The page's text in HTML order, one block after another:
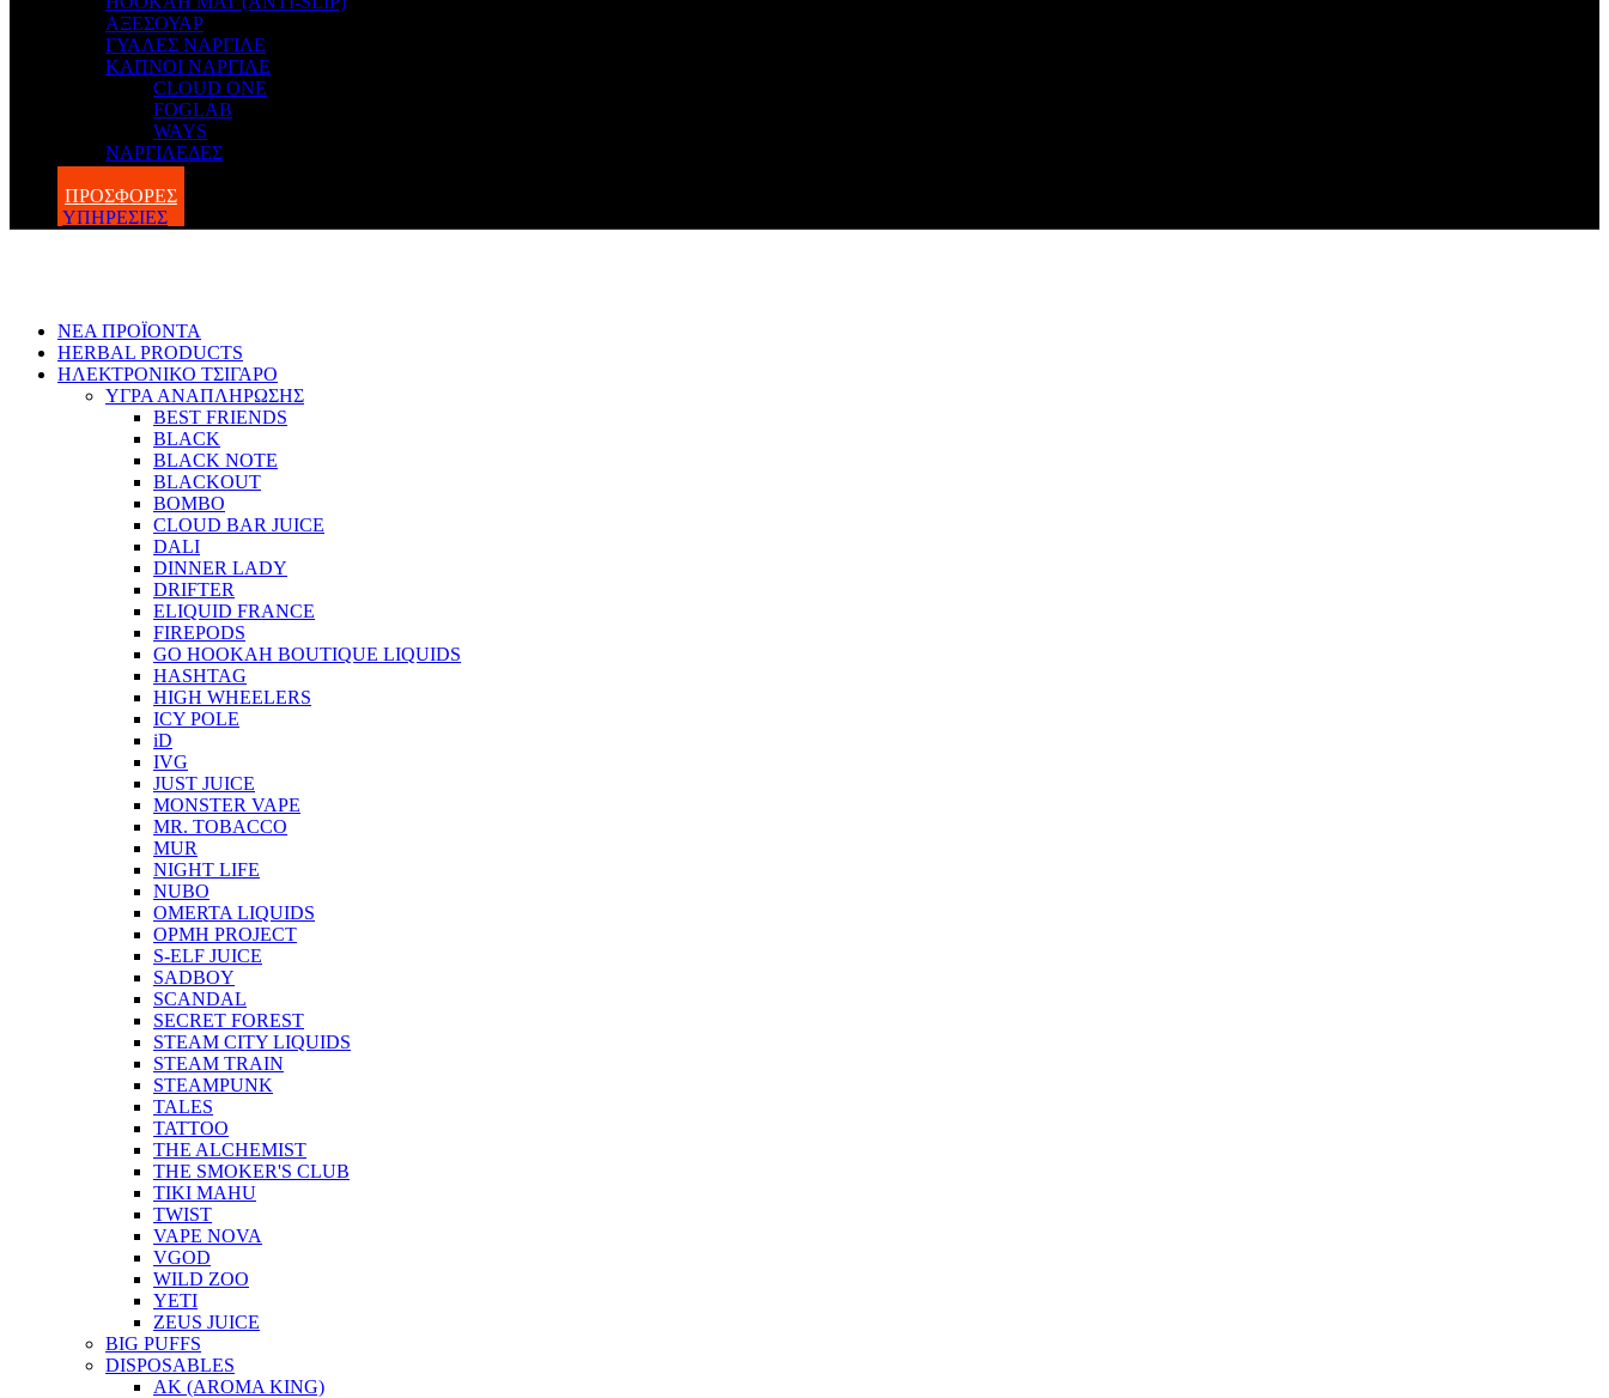
ΑΞΕΣΟΥΑΡ
ΓΥΑΛΕΣ ΝΑΡΓΙΛΕ
ΚΑΠΝΟΙ ΝΑΡΓΙΛΕ
CLOUD ONE
FOGLAB
WAYS
ΝΑΡΓΙΛΕΔΕΣ
ΠΡΟΣΦΟΡΕΣ
ΥΠΗΡΕΣΙΕΣ
ΝΕΑ ΠΡΟΪΟΝΤΑ
HERBAL PRODUCTS
ΗΛΕΚΤΡΟΝΙΚΟ ΤΣΙΓΑΡΟ
ΥΓΡΑ ΑΝΑΠΛΗΡΩΣΗΣ
BEST FRIENDS
BLACK
BLACK NOTE
BLACKOUT
BOMBO
CLOUD BAR JUICE
DALI
DINNER LADY
DRIFTER
ELIQUID FRANCE
FIREPODS
GO HOOKAH BOUTIQUE LIQUIDS
HASHTAG
HIGH WHEELERS
ICY POLE
iD
IVG
JUST JUICE
MONSTER VAPE
MR. TOBACCO
MUR
NIGHT LIFE
NUBO
OMERTA LIQUIDS
OPMH PROJECT
S-ELF JUICE
SADBOY
SCANDAL
SECRET FOREST
STEAM CITY LIQUIDS
STEAM TRAIN
STEAMPUNK
TALES
TATTOO
THE ALCHEMIST
THE SMOKER'S CLUB
TIKI MAHU
TWIST
VAPE NOVA
VGOD
WILD ZOO
YETI
ZEUS JUICE
BIG PUFFS
DISPOSABLES
AK (AROMA KING)